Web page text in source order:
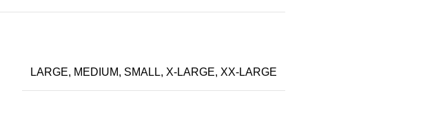
LARGE, MEDIUM, SMALL, X-LARGE, XX-LARGE